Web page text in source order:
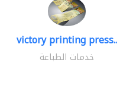
victory printing press..
خدمات الطباعة